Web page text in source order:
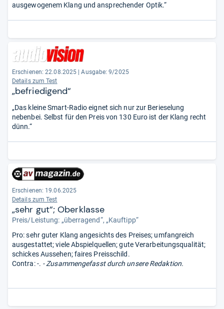
ausgewogenem Klang und ansprechender Optik.“
Erschienen: 22.08.2025 | Ausgabe: 9/2025
Details zum Test
„befriedigend“
„Das kleine Smart-Radio eignet sich nur zur Berieselung
nebenbei. Selbst für den Preis von 130 Euro ist der Klang recht
dünn.“
Erschienen: 19.06.2025
Details zum Test
„sehr gut“; Oberklasse
Preis/Leistung: „überragend“, „Kauftipp“
Pro: sehr guter Klang angesichts des Preises; umfangreich
ausgestattet; viele Abspielquellen; gute Verarbeitungsqualität;
schickes Aussehen; faires Preisschild.
Contra: -. - Zusammengefasst durch unsere Redaktion.